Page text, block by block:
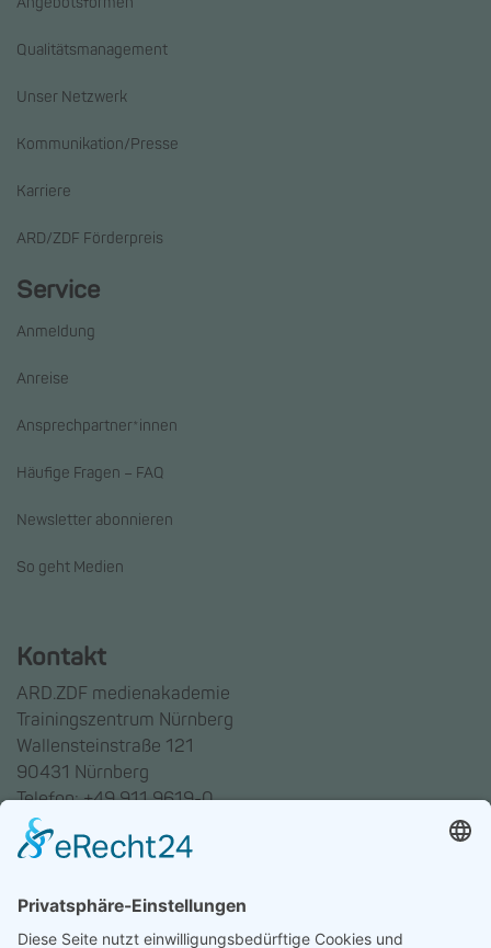
Qualitätsmanagement
Unser Netzwerk
Kommunikation/Presse
Karriere
ARD/ZDF Förderpreis
Service
Anmeldung
Anreise
Ansprechpartner*innen
Häufige Fragen – FAQ
Newsletter abonnieren
So geht Medien
Kontakt
ARD.ZDF medienakademie
Trainingszentrum Nürnberg
Wallensteinstraße 121
90431 Nürnberg
Telefon: +49 911 9619-0
Trainingszentrum Hannover
30169 Hannover
Telefon: +49 511 123598-531